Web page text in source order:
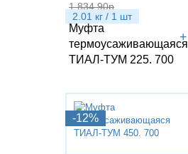
2.01 кг / 1 шт
+
1 834.90р
Муфта
термоусаживающаяся
ТИАЛ-ТУМ 225. 700
-12%